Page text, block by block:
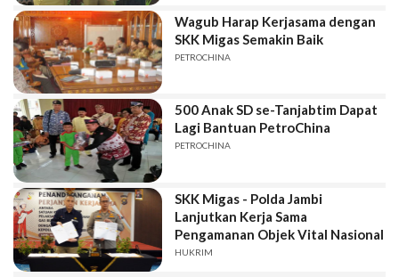
Wagub Harap Kerjasama dengan
SKK Migas Semakin Baik
PETROCHINA
500 Anak SD se-Tanjabtim Dapat
Lagi Bantuan PetroChina
PETROCHINA
SKK Migas - Polda Jambi
Lanjutkan Kerja Sama
Pengamanan Objek Vital Nasional
HUKRIM